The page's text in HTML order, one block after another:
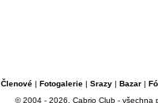
Členové| Fotogalerie| Srazy| Bazar|
© 2004 - 2026, Cabrio Club - všechna